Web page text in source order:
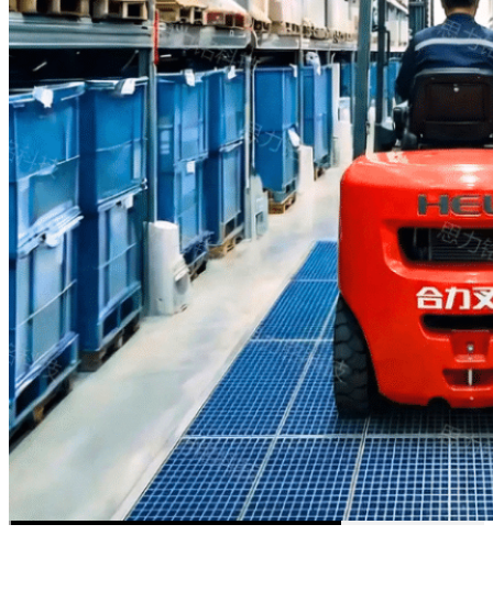
重型且坚固
的设计
该系统采用304不锈钢制造，
专为重型车辆和恶劣的工业环
境设计。它可适配多种设备
——包括自动导引车
（AGV）、自主移动机器人
（AMR）、紧凑型叉车和乘座
式叉车——标准载重能力为3
吨，可选升级至10吨。